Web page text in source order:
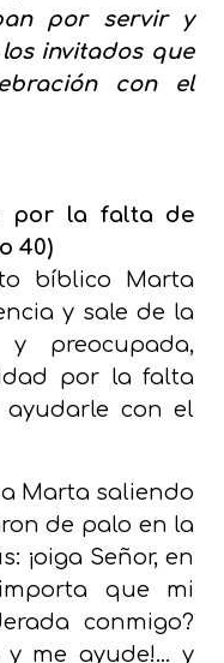
por servir y
invitados que
con el
por la falta de
40)
bíblico Marta
y sale de la
preocupada,
por la falta
con el
Marta saliendo
de palo en la
¡oiga Señor, en
que mi
conmigo?
y me ayude!… y